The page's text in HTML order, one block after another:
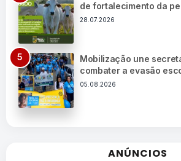
de fortalecimento da
28.07.2026
Mobilização une
combater a evasão
05.08.2026
ANÚNCIOS